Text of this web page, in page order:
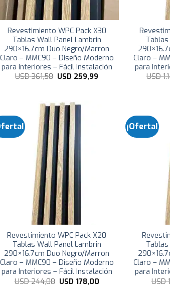
Revestimiento WPC Pack X30
Tablas Wall Panel Lambrin
290×16.7cm Duo Negro/Marron
Claro – MMC90 – Diseño Moderno
para Interiores – Fácil Instalación
USD361,50 El
USD
361,50.
USD 259,99El
Claro –
para
USD
Revestimiento WPC Pack X20
Tablas Wall Panel Lambrin
290×16.7cm Duo Negro/Marron
Claro – MMC90 – Diseño Moderno
para Interiores – Fácil Instalación
USD244,00 El
USD 178,00El
¡Oferta!
Claro –
para
USD